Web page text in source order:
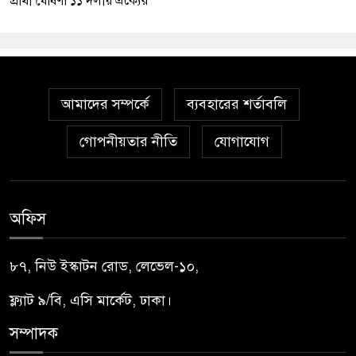
আমাদের সম্পর্কে ব্যবহারের শর্তাবলি
গোপনীয়তার নীতি যোগাযোগ
অফিস
৮৭, নিউ ইস্কাটন রোড, লেভেল-১০,
ফ্ল্যাট ৯/বি, এসি মার্কেট, ঢাকা।
সম্পাদক